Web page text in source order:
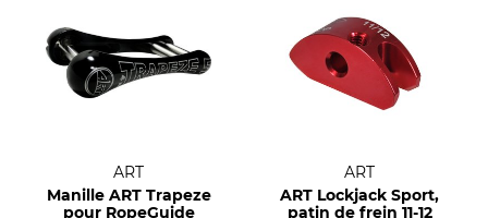
ART
Manille ART Trapeze
pour RopeGuide
ART
ART Lockjack Sport,
patin de frein 11-12